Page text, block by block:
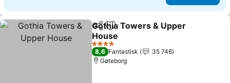
Del Legg til i favoritter
Gothia Towers & Upper
House
Se priser
4 Stjerner
8,6 Fantastisk
35 746
Gøteborg